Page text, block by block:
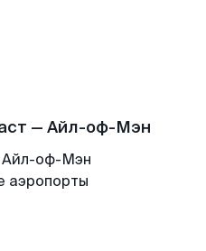
— Айл-оф-Мэн
Айл-оф-Мэн
аэропорты